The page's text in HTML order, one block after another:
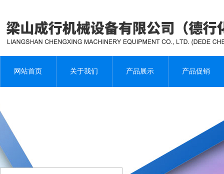
网站首页 关于我们 产品展示 产品促销